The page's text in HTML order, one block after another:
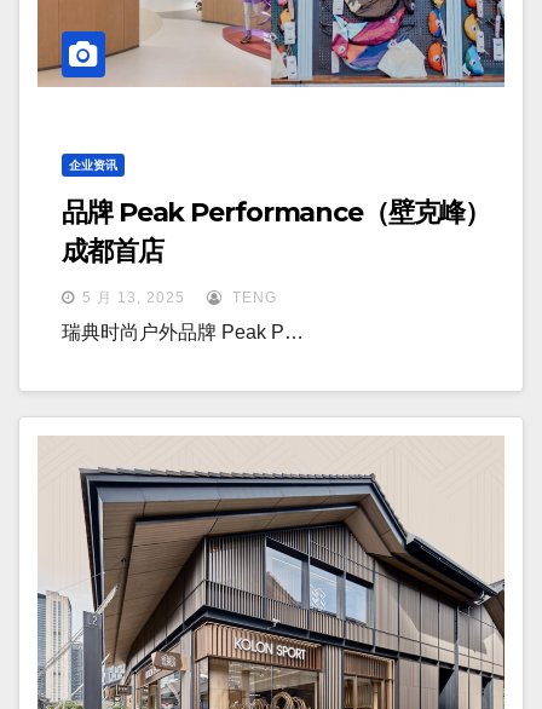
企业资讯
品牌 Peak Performance（壁克峰）
成都首店
5 月 13, 2025 TENG
瑞典时尚户外品牌 Peak P…